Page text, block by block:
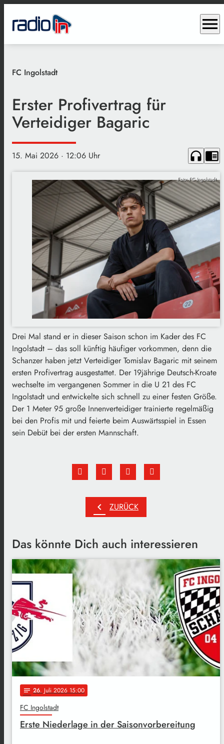
menu
FC Ingolstadt
Erster Profivertrag für
Verteidiger Bagaric
15. Mai 2026 · 12:06 Uhr headphones chrome_reader_mode
Foto: FC Ingolstadt
Drei Mal stand er in dieser Saison schon im Kader des FC
Ingolstadt – das soll künftig häufiger vorkommen, denn die
Schanzer haben jetzt Verteidiger Tomislav Bagaric mit seinem
ersten Profivertrag ausgestattet. Der 19jährige Deutsch-Kroate
wechselte im vergangenen Sommer in die U 21 des FC
Ingolstadt und entwickelte sich schnell zu einer festen Größe.
Der 1 Meter 95 große Innenverteidiger trainierte regelmäßig
bei den Profis mit und feierte beim Auswärtsspiel in Essen
sein Debüt bei der ersten Mannschaft.
chevron_left ZURÜCK
Das könnte Dich auch interessieren
notes 26. Juli 2026 15:00
FC Ingolstadt
Erste Niederlage in der Saisonvorbereitung